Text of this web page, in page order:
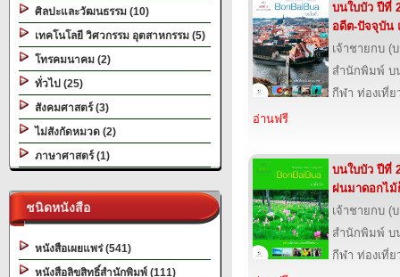
ศิลปะและวัฒนธรรม (10)
เทคโนโลยี วิศวกรรม อุตสาหกรรม (5)
โทรคมนาคม (2)
ทั่วไป (25)
สังคมศาสตร์ (3)
ไม่สังกัดหมวด (2)
ภาษาศาสตร์ (1)
ชนิดหนังสือ
หนังสือเผยแพร่ (541)
หนังสือลิขสิทธิ์สำนักพิมพ์ (111)
บนใบบัว ปีที่
อดีต-ปัจจุบัน
เจ้าชายกบ (
สำนักพิมพ์ บ
กีฬา ท่องเที่
อ่านฟรี
บนใบบัว ปีที่
ฝนมาดอกไม้
เจ้าชายกบ (
สำนักพิมพ์ บ
กีฬา ท่องเที่